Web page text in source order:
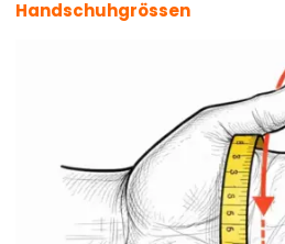
Handschuhgrössen